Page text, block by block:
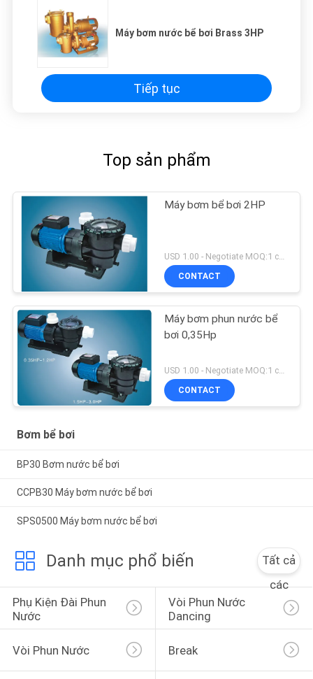
Máy bơm nước bể bơi Brass 3HP
Tiếp tục
Top sản phẩm
Máy bơm bể bơi 2HP
USD 1.00 - Negotiate MOQ:1 chiếc
CONTACT
Máy bơm phun nước bể
bơi 0,35Hp
CONTACT
Bơm bể bơi
BP30 Bơm nước bể bơi
CCPB30 Máy bơm nước bể bơi
SPS0500 Máy bơm nước bể bơi
Danh mục phổ biến
Tất cả
các
Phụ Kiện Đài Phun
Nước
Vòi Phun Nước
Dancing
Vòi Phun Nước Break